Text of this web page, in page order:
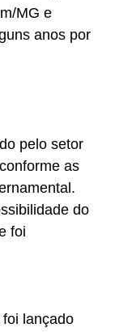
MG e
anos por
pelo setor
as
do
foi
lançado